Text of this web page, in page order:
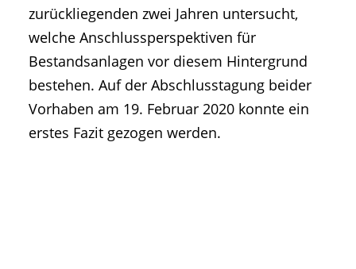
zurückliegenden zwei Jahren untersucht,
welche Anschlussperspektiven für
Bestandsanlagen vor diesem Hintergrund
bestehen. Auf der Abschlusstagung beider
Vorhaben am 19. Februar 2020 konnte ein
erstes Fazit gezogen werden.